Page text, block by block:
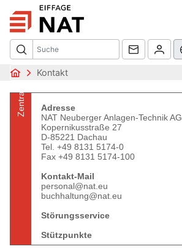
Kontakt
Zentrale
Adresse
NAT Neuberger Anlagen-Technik AG
Kopernikusstraße 27
D-85221 Dachau
Tel. +49 8131 5174-0
Fax +49 8131 5174-100
Kontakt-Mail
personal@nat.eu
buchhaltung@nat.eu
Störungsservice
Stützpunkte